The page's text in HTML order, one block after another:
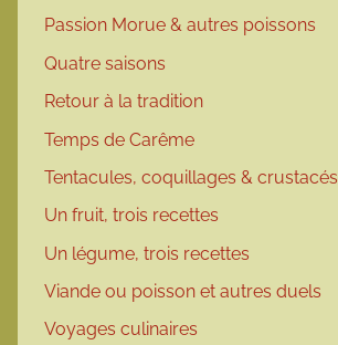
Passion Morue & autres poissons
Quatre saisons
Retour à la tradition
Temps de Carême
Tentacules, coquillages & crustacés
Un fruit, trois recettes
Un légume, trois recettes
Viande ou poisson et autres duels
Voyages culinaires